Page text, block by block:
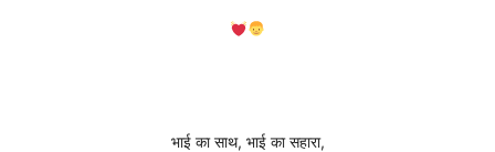
भाई का साथ, भाई का सहारा,